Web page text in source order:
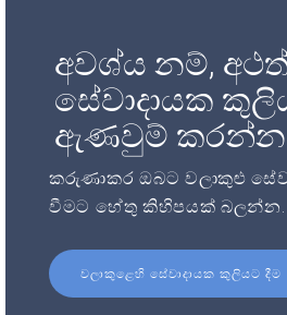
අවශ්ය නම්,
සේවාදායක
ඇණවුම් කරන්න
කරුණාකර ඔබට වලාකුළු
වීමට හේතු කිහිපයක් බලන්න.
වලාකුළෙහි සේවාදායක කුලියට දීම